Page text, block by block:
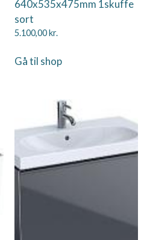
640x535x475mm 1skuffe
sort
5.100,00kr.
Gå til shop